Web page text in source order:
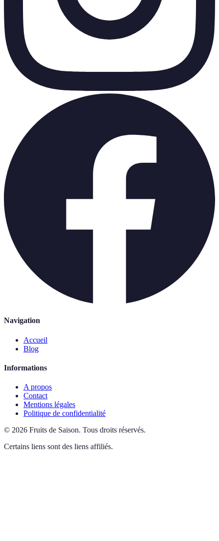
Navigation
Accueil
Blog
Informations
A propos
Contact
Mentions légales
Politique de confidentialité
© 2026 Fruits de Saison. Tous droits réservés.
Certains liens sont des liens affiliés.